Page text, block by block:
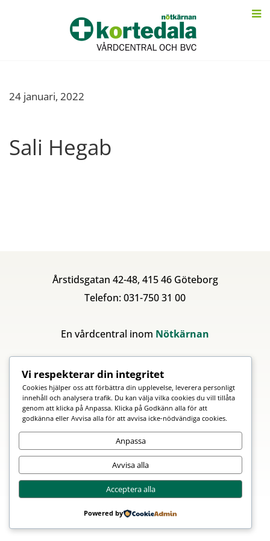
24 januari, 2022
Sali Hegab
Årstidsgatan 42-48, 415 46 Göteborg
Telefon: 031-750 31 00
En vårdcentral inom Nötkärnan
Vi respekterar din integritet
Cookies hjälper oss att förbättra din upplevelse, leverera personligt
innehåll och analysera trafik. Du kan välja vilka cookies du vill tillåta
genom att klicka på Anpassa. Klicka på Godkänn alla för att
godkänna eller Avvisa alla för att avvisa icke-nödvändiga cookies.
Anpassa
Avvisa alla
Acceptera alla
Powered by